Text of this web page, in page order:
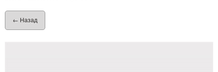
← Назад